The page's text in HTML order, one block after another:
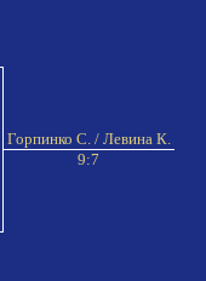
Горпинко С. / Левина К.
9:7